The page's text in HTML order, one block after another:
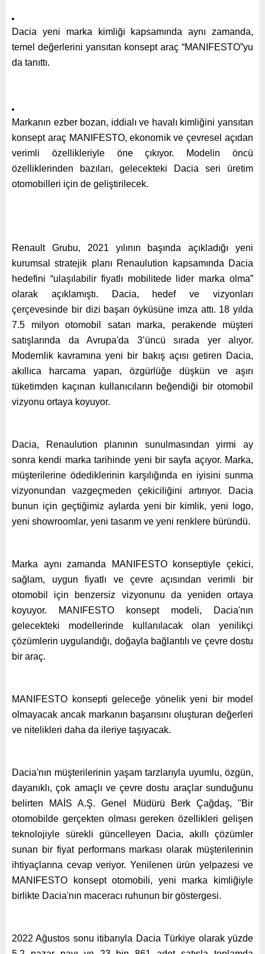
Dacia yeni marka kimliği kapsamında aynı zamanda,
temel değerlerini yansıtan konsept araç “MANIFESTO”yu
da tanıttı.
Markanın ezber bozan, iddialı ve havalı kimliğini yansıtan
konsept araç MANIFESTO, ekonomik ve çevresel açıdan
verimli özellikleriyle öne çıkıyor. Modelin öncü
özelliklerinden bazıları, gelecekteki Dacia seri üretim
otomobilleri için de geliştirilecek.
Renault Grubu, 2021 yılının başında açıkladığı yeni
kurumsal stratejik planı Renaulution kapsamında Dacia
hedefini “ulaşılabilir fiyatlı mobilitede lider marka olma”
olarak açıklamıştı. Dacia, hedef ve vizyonları
çerçevesinde bir dizi başarı öyküsüne imza attı. 18 yılda
7.5 milyon otomobil satan marka, perakende müşteri
satışlarında da Avrupa'da 3’üncü sırada yer alıyor.
Modernlik kavramına yeni bir bakış açısı getiren Dacia,
akıllıca harcama yapan, özgürlüğe düşkün ve aşırı
tüketimden kaçınan kullanıcıların beğendiği bir otomobil
vizyonu ortaya koyuyor.
Dacia, Renaulution planının sunulmasından yirmi ay
sonra kendi marka tarihinde yeni bir sayfa açıyor. Marka,
müşterilerine ödediklerinin karşılığında en iyisini sunma
vizyonundan vazgeçmeden çekiciliğini artırıyor. Dacia
bunun için geçtiğimiz aylarda yeni bir kimlik, yeni logo,
yeni showroomlar, yeni tasarım ve yeni renklere büründü.
Marka aynı zamanda MANIFESTO konseptiyle çekici,
sağlam, uygun fiyatlı ve çevre açısından verimli bir
otomobil için benzersiz vizyonunu da yeniden ortaya
koyuyor. MANIFESTO konsept modeli, Dacia'nın
gelecekteki modellerinde kullanılacak olan yenilikçi
çözümlerin uygulandığı, doğayla bağlantılı ve çevre dostu
bir araç.
MANIFESTO konsepti geleceğe yönelik yeni bir model
olmayacak ancak markanın başarısını oluşturan değerleri
ve nitelikleri daha da ileriye taşıyacak.
Dacia'nın müşterilerinin yaşam tarzlarıyla uyumlu, özgün,
dayanıklı, çok amaçlı ve çevre dostu araçlar sunduğunu
belirten MAİS A.Ş. Genel Müdürü Berk Çağdaş, "Bir
otomobilde gerçekten olması gereken özellikleri gelişen
teknolojiyle sürekli güncelleyen Dacia, akıllı çözümler
sunan bir fiyat performans markası olarak müşterilerinin
ihtiyaçlarına cevap veriyor. Yenilenen ürün yelpazesi ve
MANIFESTO konsept otomobili, yeni marka kimliğiyle
birlikte Dacia'nın maceracı ruhunun bir göstergesi.
2022 Ağustos sonu itibarıyla Dacia Türkiye olarak yüzde